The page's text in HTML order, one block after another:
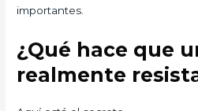
importantes.
¿Qué hace que
realmente